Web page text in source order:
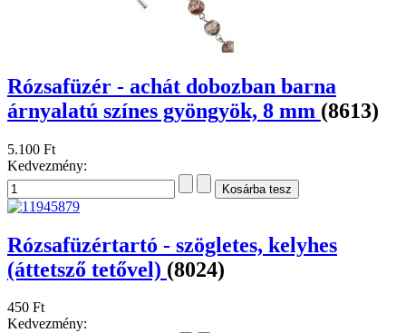
Rózsafüzér - achát dobozban barna
árnyalatú színes gyöngyök, 8 mm (8613)
5.100 Ft
Kedvezmény:
Rózsafüzértartó - szögletes, kelyhes
(áttetsző tetővel) (8024)
450 Ft
Kedvezmény: